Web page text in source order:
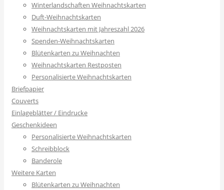
Winterlandschaften Weihnachtskarten
Duft-Weihnachtskarten
Weihnachtskarten mit Jahreszahl 2026
Spenden-Weihnachtskarten
Blütenkarten zu Weihnachten
Weihnachtskarten Restposten
Personalisierte Weihnachtskarten
Briefpapier
Couverts
Einlageblätter / Eindrucke
Geschenkideen
Personalisierte Weihnachtskarten
Schreibblock
Banderole
Weitere Karten
Blütenkarten zu Weihnachten